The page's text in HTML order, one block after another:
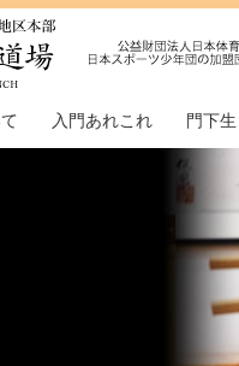
入門あれこれ 門下